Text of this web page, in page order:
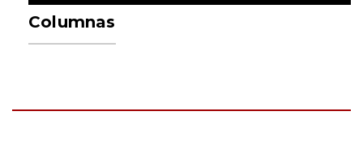
Columnas